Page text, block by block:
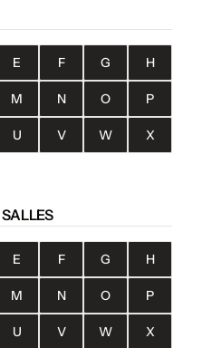
E F G H
M N O P
U V W X
E F G H
M N O P
U V W X